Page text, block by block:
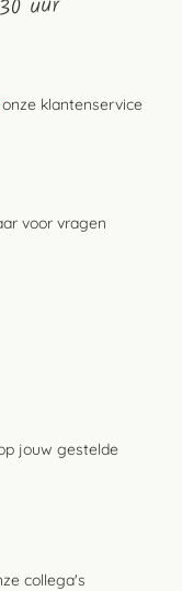
uur
onze klantenservice
voor vragen
jouw gestelde
collega's